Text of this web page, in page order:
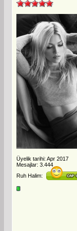
Üyelik tarihi: Apr 2017
Mesajlar: 3.444
Ruh Halim: